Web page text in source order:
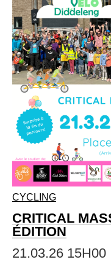
CYCLING
CRITICAL
ÉDITION
21.03.26 15H00